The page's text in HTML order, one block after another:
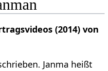
(2014) von
Janma heißt